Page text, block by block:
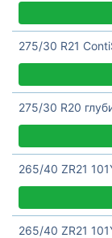
275/30 R21
275/30 R20
265/40 ZR21
265/40 ZR21